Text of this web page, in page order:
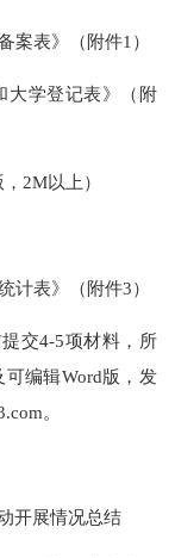
表》（附件1）
学登记表》（附
2M以上）
表》（附件3）
交4-5项材料，所
编辑Word版，发
。
开展情况总结